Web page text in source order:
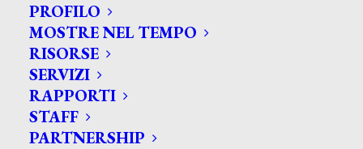
PROFILO
MOSTRE NEL TEMPO
RISORSE
SERVIZI
RAPPORTI
STAFF
PARTNERSHIP
CERCA TRA GLI ARTISTI:
Search
for: